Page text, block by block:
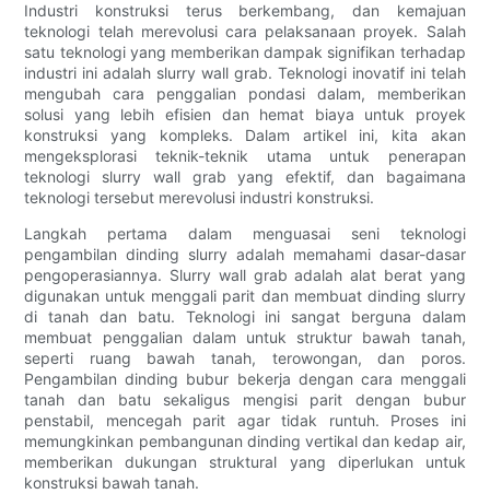
Industri konstruksi terus berkembang, dan kemajuan
teknologi telah merevolusi cara pelaksanaan proyek. Salah
satu teknologi yang memberikan dampak signifikan terhadap
industri ini adalah slurry wall grab. Teknologi inovatif ini telah
mengubah cara penggalian pondasi dalam, memberikan
solusi yang lebih efisien dan hemat biaya untuk proyek
konstruksi yang kompleks. Dalam artikel ini, kita akan
mengeksplorasi teknik-teknik utama untuk penerapan
teknologi slurry wall grab yang efektif, dan bagaimana
teknologi tersebut merevolusi industri konstruksi.
Langkah pertama dalam menguasai seni teknologi
pengambilan dinding slurry adalah memahami dasar-dasar
pengoperasiannya. Slurry wall grab adalah alat berat yang
digunakan untuk menggali parit dan membuat dinding slurry
di tanah dan batu. Teknologi ini sangat berguna dalam
membuat penggalian dalam untuk struktur bawah tanah,
seperti ruang bawah tanah, terowongan, dan poros.
Pengambilan dinding bubur bekerja dengan cara menggali
tanah dan batu sekaligus mengisi parit dengan bubur
penstabil, mencegah parit agar tidak runtuh. Proses ini
memungkinkan pembangunan dinding vertikal dan kedap air,
memberikan dukungan struktural yang diperlukan untuk
konstruksi bawah tanah.